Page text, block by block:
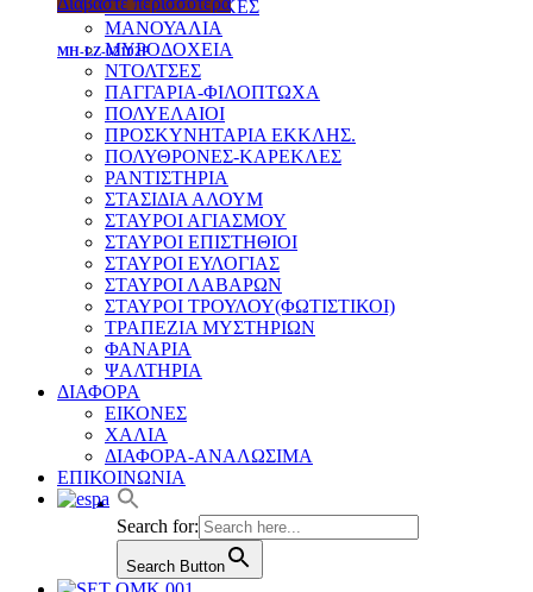
ΛΕΙΨΑΝΟΘΗΚΕΣ
ΜΑΝΟΥΑΛΙΑ
ΜΥΡΟΔΟΧΕΙΑ
ΝΤΟΛΤΣΕΣ
ΠΑΓΓΑΡΙΑ-ΦΙΛΟΠΤΩΧΑ
ΠΟΛΥΕΛΑΙΟΙ
ΠΡΟΣΚΥΝΗΤΑΡΙΑ ΕΚΚΛΗΣ.
ΠΟΛΥΘΡΟΝΕΣ-ΚΑΡΕΚΛΕΣ
ΡΑΝΤΙΣΤΗΡΙΑ
ΣΤΑΣΙΔΙΑ ΑΛΟΥΜ
ΣΤΑΥΡΟΙ ΑΓΙΑΣΜΟΥ
ΣΤΑΥΡΟΙ ΕΠΙΣΤΗΘΙΟΙ
ΣΤΑΥΡΟΙ ΕΥΛΟΓΙΑΣ
ΣΤΑΥΡΟΙ ΛΑΒΑΡΩΝ
ΣΤΑΥΡΟΙ ΤΡΟΥΛΟΥ(ΦΩΤΙΣΤΙΚΟΙ)
ΤΡΑΠΕΖΙΑ ΜΥΣΤΗΡΙΩΝ
ΦΑΝΑΡΙΑ
ΨΑΛΤΗΡΙΑ
ΔΙΑΦΟΡΑ
ΕΙΚΟΝΕΣ
ΧΑΛΙΑ
ΔΙΑΦΟΡΑ-ΑΝΑΛΩΣΙΜΑ
ΕΠΙΚΟΙΝΩΝΙΑ
Search for:
Search Button
MH-LZ-02102P